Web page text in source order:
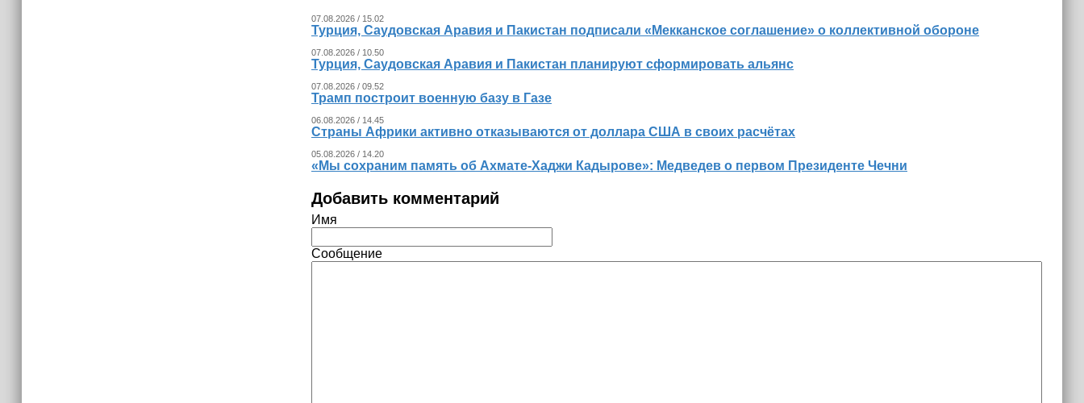
07.08.2026 / 15.02
Турция, Саудовская Аравия и Пакистан подписали «Мекканское соглашение» о коллективной обороне
07.08.2026 / 10.50
Турция, Саудовская Аравия и Пакистан планируют сформировать альянс
07.08.2026 / 09.52
Трамп построит военную базу в Газе
06.08.2026 / 14.45
Страны Африки активно отказываются от доллара США в своих расчётах
05.08.2026 / 14.20
«Мы сохраним память об Ахмате-Хаджи Кадырове»: Медведев о первом Президенте Чечни
Добавить комментарий
Имя
Сообщение